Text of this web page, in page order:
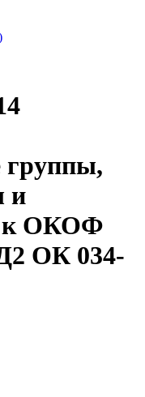
группы,
и
к ОКОФ
ОК 034-